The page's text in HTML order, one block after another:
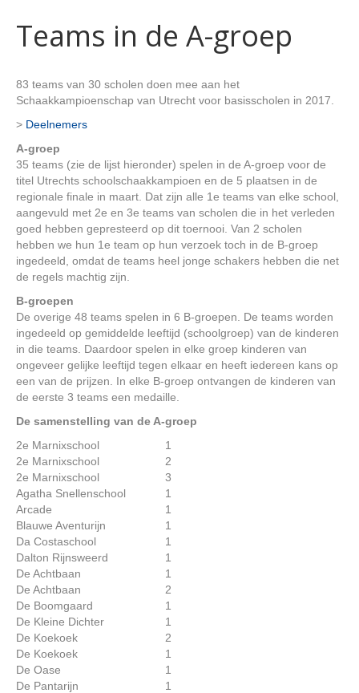
Teams in de A-groep
83 teams van 30 scholen doen mee aan het
Schaakkampioenschap van Utrecht voor basisscholen in 2017.
> Deelnemers
A-groep
35 teams (zie de lijst hieronder) spelen in de A-groep voor de
titel Utrechts schoolschaakkampioen en de 5 plaatsen in de
regionale finale in maart. Dat zijn alle 1e teams van elke school,
aangevuld met 2e en 3e teams van scholen die in het verleden
goed hebben gepresteerd op dit toernooi. Van 2 scholen
hebben we hun 1e team op hun verzoek toch in de B-groep
ingedeeld, omdat de teams heel jonge schakers hebben die net
de regels machtig zijn.
B-groepen
De overige 48 teams spelen in 6 B-groepen. De teams worden
ingedeeld op gemiddelde leeftijd (schoolgroep) van de kinderen
in die teams. Daardoor spelen in elke groep kinderen van
ongeveer gelijke leeftijd tegen elkaar en heeft iedereen kans op
een van de prijzen. In elke B-groep ontvangen de kinderen van
de eerste 3 teams een medaille.
De samenstelling van de A-groep
2e Marnixschool
1
2e Marnixschool
2
2e Marnixschool
3
Agatha Snellenschool
1
Arcade
1
Blauwe Aventurijn
1
Da Costaschool
1
Dalton Rijnsweerd
1
De Achtbaan
1
De Achtbaan
2
De Boomgaard
1
De Kleine Dichter
1
De Koekoek
2
De Koekoek
1
De Oase
1
De Pantarijn
1